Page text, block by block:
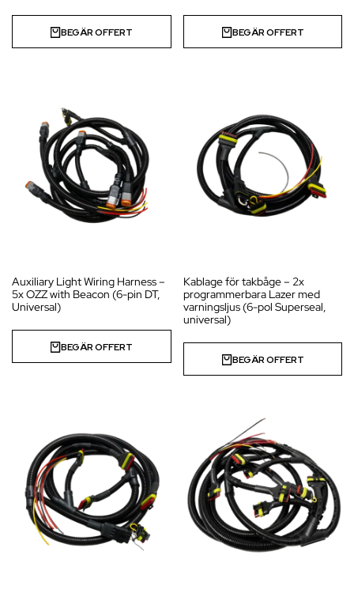
BEGÄR OFFERT BEGÄR OFFERT
Auxiliary Light Wiring Harness –
5x OZZ with Beacon (6-pin DT,
Universal)
BEGÄR OFFERT
Kablage för takbåge – 2x
programmerbara Lazer med
varningsljus (6-pol Superseal,
universal)
BEGÄR OFFERT